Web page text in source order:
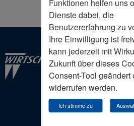
Funktionen helfen uns
Dienste dabei, die
Benutzererfahrung zu
Ihre Einwilligung ist
kann jederzeit mit
Zukunft über dieses
Consent-Tool geändert
widerrufen werden.
Ich stimme zu
Der